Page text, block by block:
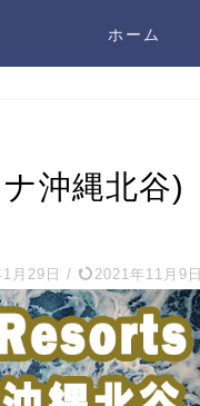
ホーム
沖縄北谷)
月29日 / 2021年11月9日